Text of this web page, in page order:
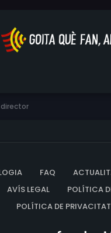
FAQ
AVÍS LEGAL
POLÍTICA
POLÍTICA DE PRIVACITAT